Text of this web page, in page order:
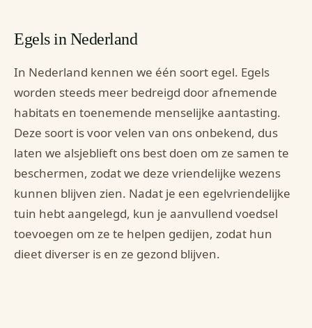
Egels in Nederland
In Nederland kennen we één soort egel. Egels
worden steeds meer bedreigd door afnemende
habitats en toenemende menselijke aantasting.
Deze soort is voor velen van ons onbekend, dus
laten we alsjeblieft ons best doen om ze samen te
beschermen, zodat we deze vriendelijke wezens
kunnen blijven zien. Nadat je een egelvriendelijke
tuin hebt aangelegd, kun je aanvullend voedsel
toevoegen om ze te helpen gedijen, zodat hun
dieet diverser is en ze gezond blijven.